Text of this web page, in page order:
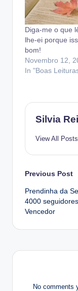
Diga-me o que
lhe-ei porque
bom!
Novembro 12,
In "Boas
Silvia
View All Posts
Post
Previous Post
Prendinha da
4000
Vencedor
No comments